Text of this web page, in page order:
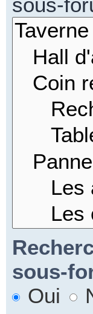
sous-
sous-
Oui